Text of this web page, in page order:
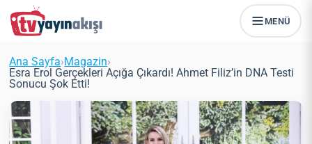
MENÜ
Ana Sayfa›Magazin›
Esra Erol Gerçekleri Açığa Çıkardı! Ahmet Filiz’in DNA Testi
Sonucu Şok Etti!